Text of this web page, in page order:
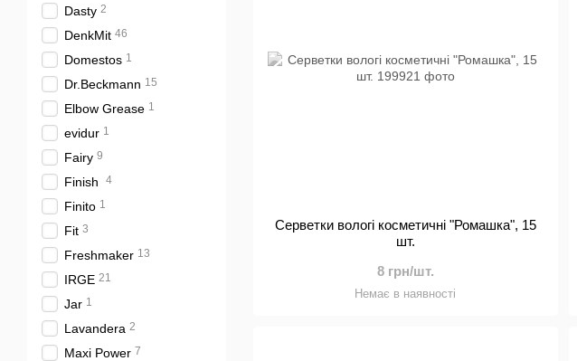
Серветки вологі косметичні "Ромашка", 15
шт.
8 грн/шт.
Немає в наявності
Dasty 2
DenkMit 46
Domestos 1
Dr.Beckmann 15
Elbow Grease 1
evidur 1
Fairy 9
Finish 4
Finito 1
Fit 3
Freshmaker 13
IRGE 21
Jar 1
Lavandera 2
Maxi Power 7